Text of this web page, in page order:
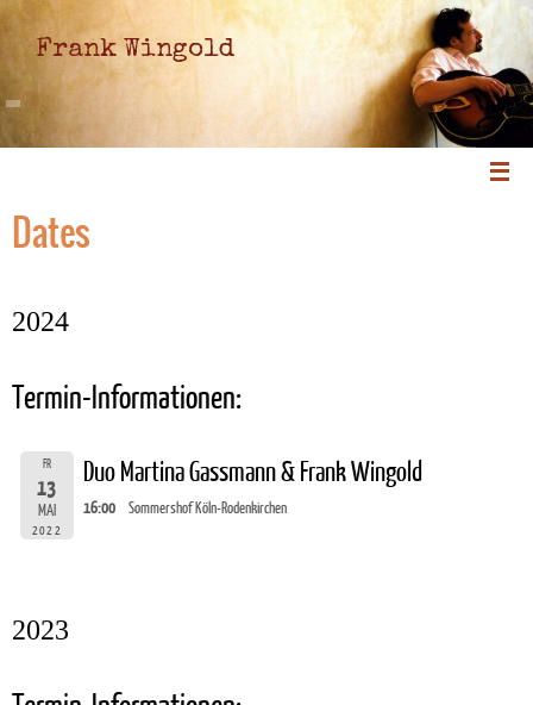
Frank Wingold
Dates
2024
Termin-Informationen:
FR
13
MAI
2022
Duo Martina Gassmann & Frank Wingold
16:00 Sommershof Köln-Rodenkirchen
2023